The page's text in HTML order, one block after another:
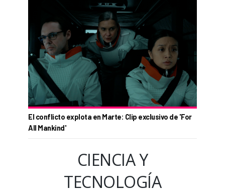
El conflicto explota en Marte: Clip exclusivo de 'For
All Mankind'
CIENCIA Y
TECNOLOGÍA